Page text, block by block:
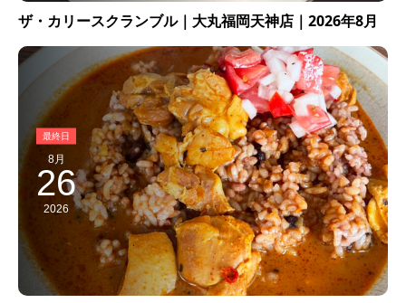
ザ・カリースクランブル｜大丸福岡天神店｜2026年8月
8月
26
2026